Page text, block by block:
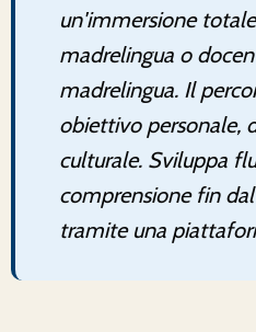
un'immersione
madrelingua o
madrelingua. Il
obiettivo personale,
culturale. Sviluppa
comprensione fin
tramite una